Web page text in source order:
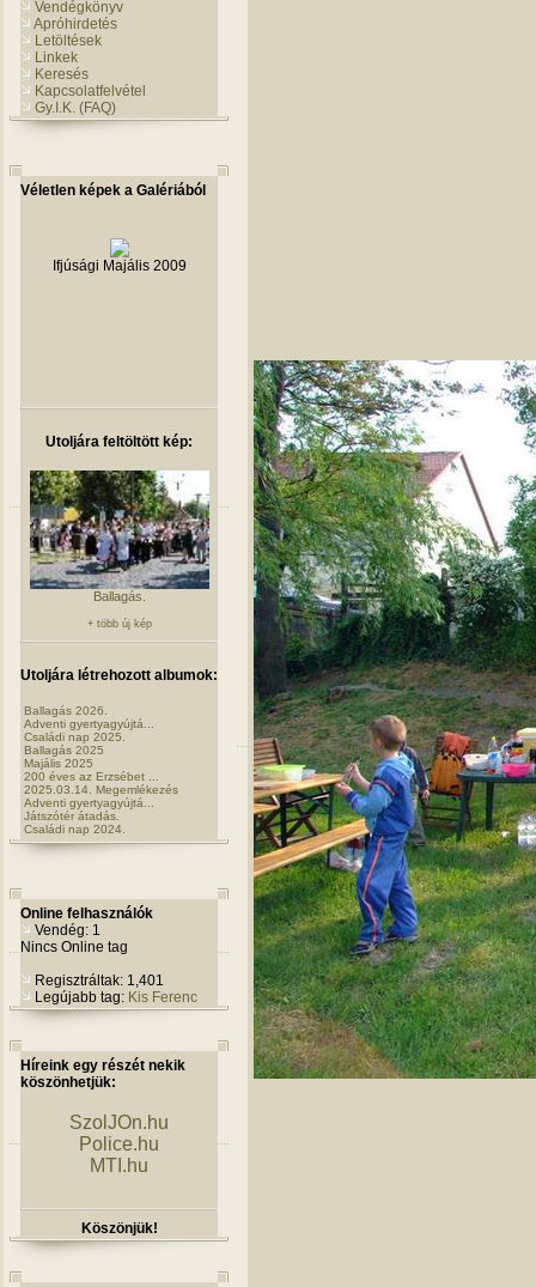
Vendégkönyv
Apróhirdetés
Letöltések
Linkek
Keresés
Kapcsolatfelvétel
Gy.I.K. (FAQ)
Véletlen képek a Galériából
Ifjúsági Majális 2009
Utoljára feltöltött kép:
Ballagás.
+ több új kép
Utoljára létrehozott albumok:
Ballagás 2026.
Adventi gyertyagyújtá...
Családi nap 2025.
Ballagás 2025
Majális 2025
200 éves az Erzsébet ...
2025.03.14. Megemlékezés
Adventi gyertyagyújtá...
Játszótér átadás.
Családi nap 2024.
Online felhasználók
Vendég: 1
Nincs Online tag
Regisztráltak: 1,401
Legújabb tag: Kis Ferenc
Híreink egy részét nekik
köszönhetjük:
SzolJOn.hu
Police.hu
MTI.hu
Köszönjük!